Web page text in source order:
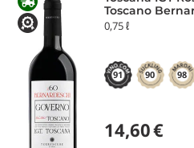
Toscano
Terrescure
0,75 ℓ
91 90 98
14,60€